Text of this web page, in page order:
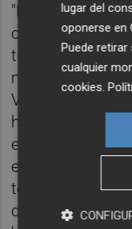
"Mantenemos
con las
trabajamos con
nuestros
Venezuela en el
hablando,
este sentido,
ello, en esta
tenemos con el
dijo,
lugar del
oponerse en
Puede
cualquier
cookies.